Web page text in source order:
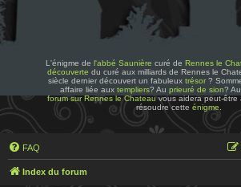
L'énigme de l'abbé Saunière curé de Rennes le
découverte du curé aux milliards de Rennes le
siècle dernier découvert un fabuleux trésor?
affaire liée aux templiers? Au prieuré de sion?
forum sur Rennes le Chateauvous aidera peut-être
résoudre cetteénigme
FAQ
Index du forum